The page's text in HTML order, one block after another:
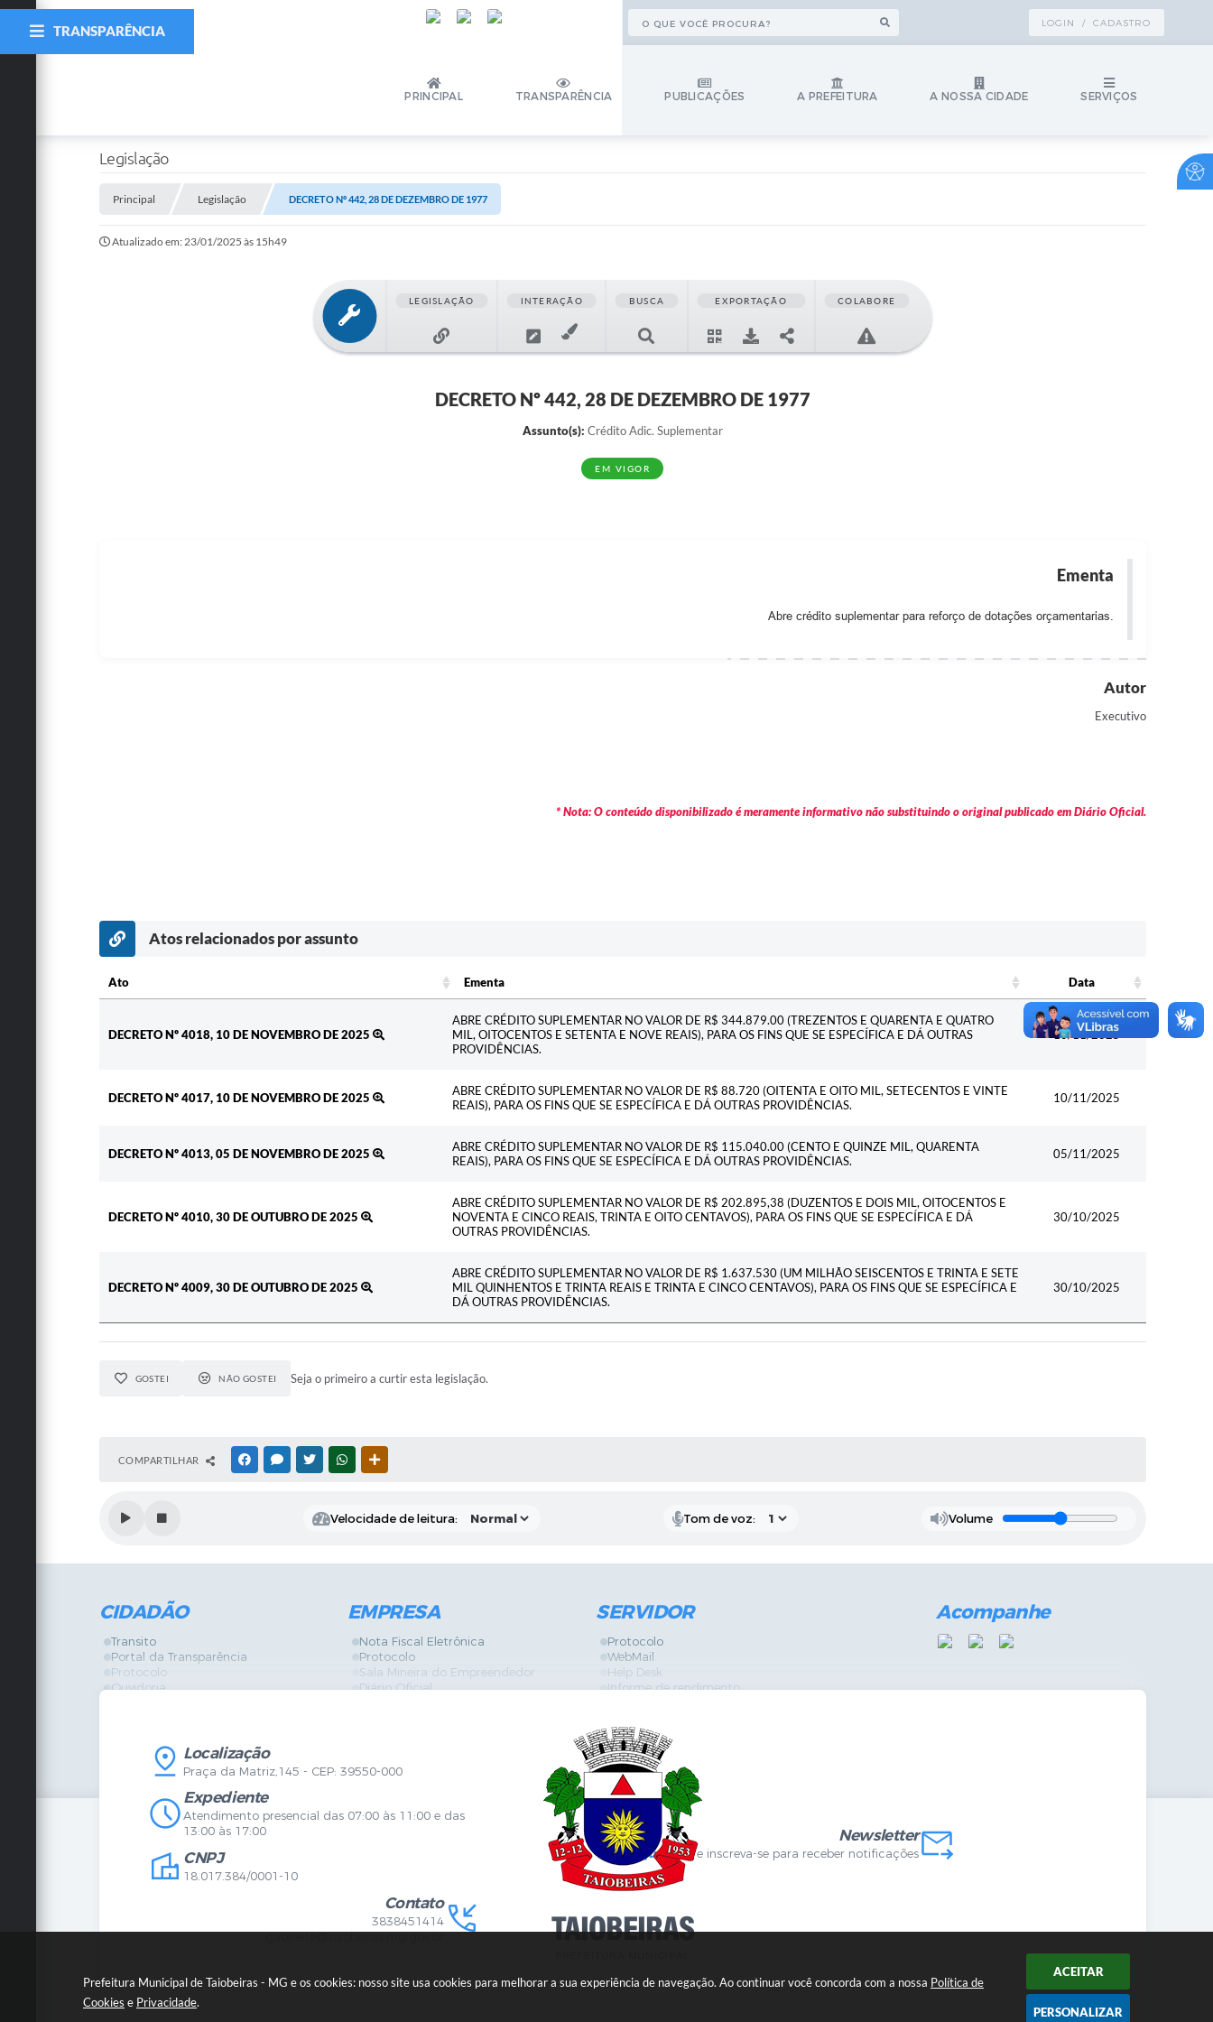
Prefeitura Municipal de Taiobeiras - MG e os cookies: nosso site usa cookies para melhorar a sua experiência de navegação. Ao continuar você concorda com a nossa Política de
Cookies e Privacidade.
ACEITAR
PERSONALIZAR
LOGIN / CADASTRO
PRINCIPAL TRANSPARÊNCIA PUBLICAÇÕES A PREFEITURA A NOSSA CIDADE SERVIÇOS
TRANSPARÊNCIA
Legislação
Principal Legislação DECRETO Nº 442, 28 DE DEZEMBRO DE 1977
Atualizado em: 23/01/2025 às 15h49
LEGISLAÇÃO INTERAÇÃO BUSCA EXPORTAÇÃO COLABORE
DECRETO Nº 442, 28 DE DEZEMBRO DE 1977
Assunto(s): Crédito Adic. Suplementar
EM VIGOR
Ementa
Abre crédito suplementar para reforço de dotações orçamentarias.
Autor
Executivo
* Nota: O conteúdo disponibilizado é meramente informativo não substituindo o original publicado em Diário Oficial.
Atos relacionados por assunto
Ato Ementa
Data
Data
DECRETO Nº 4018, 10 DE NOVEMBRO DE 2025
ABRE CRÉDITO SUPLEMENTAR NO VALOR DE R$ 344.879.00 (TREZENTOS E QUARENTA E QUATRO
MIL, OITOCENTOS E SETENTA E NOVE REAIS), PARA OS FINS QUE SE ESPECÍFICA E DÁ OUTRAS
PROVIDÊNCIAS.
10/11/2025
DECRETO Nº 4017, 10 DE NOVEMBRO DE 2025
ABRE CRÉDITO SUPLEMENTAR NO VALOR DE R$ 88.720 (OITENTA E OITO MIL, SETECENTOS E VINTE
REAIS), PARA OS FINS QUE SE ESPECÍFICA E DÁ OUTRAS PROVIDÊNCIAS.
10/11/2025
DECRETO Nº 4013, 05 DE NOVEMBRO DE 2025
ABRE CRÉDITO SUPLEMENTAR NO VALOR DE R$ 115.040.00 (CENTO E QUINZE MIL, QUARENTA
REAIS), PARA OS FINS QUE SE ESPECÍFICA E DÁ OUTRAS PROVIDÊNCIAS.
05/11/2025
DECRETO Nº 4010, 30 DE OUTUBRO DE 2025
ABRE CRÉDITO SUPLEMENTAR NO VALOR DE R$ 202.895,38 (DUZENTOS E DOIS MIL, OITOCENTOS E
NOVENTA E CINCO REAIS, TRINTA E OITO CENTAVOS), PARA OS FINS QUE SE ESPECÍFICA E DÁ
OUTRAS PROVIDÊNCIAS.
30/10/2025
DECRETO Nº 4009, 30 DE OUTUBRO DE 2025
ABRE CRÉDITO SUPLEMENTAR NO VALOR DE R$ 1.637.530 (UM MILHÃO SEISCENTOS E TRINTA E SETE
MIL QUINHENTOS E TRINTA REAIS E TRINTA E CINCO CENTAVOS), PARA OS FINS QUE SE ESPECÍFICA E
DÁ OUTRAS PROVIDÊNCIAS.
30/10/2025
GOSTEI NÃO GOSTEI Seja o primeiro a curtir esta legislação.
COMPARTILHAR FACEBOOKMESSENGER
TWITTERWHATSAPP
Velocidade de leitura: Tom de voz: Volume
CIDADÃO
Transito
Portal da Transparência
Protocolo
Ouvidoria
Legislação
Diário Oficial
Mapa do Site
Certidões
Agenda de Eventos
Concursos
Telefones Úteis
EMPRESA
Nota Fiscal Eletrônica
Protocolo
Sala Mineira do Empreendedor
Diário Oficial
Serviços Online
Vigilância Sanitária
SERVIDOR
Protocolo
WebMail
Help Desk
Informe de rendimento
GPI
Diário Oficial
Fale com RH
SGDI - Sistema de Gerência de Demandas Internas
Concurso Público e Processo Seletivo
Portal da Atenção Primaria
Acompanhe
Localização
Praça da Matriz,145 - CEP: 39550-000
Expediente
Atendimento presencial das 07:00 às 11:00 e das
13:00 às 17:00
CNPJ
18.017.384/0001-10
Contato
3838451414
gabinete@taiobeiras.mg.gov.br
Newsletter
Clique aquie inscreva-se para receber notificações